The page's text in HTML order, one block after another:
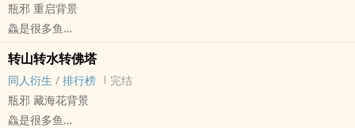
瓶邪 重启背景
鱻是很多鱼
BL - 短篇 - 完结
转山转水转佛塔
同人衍生 / 排行榜
完结
瓶邪 藏海花背景
鱻是很多鱼